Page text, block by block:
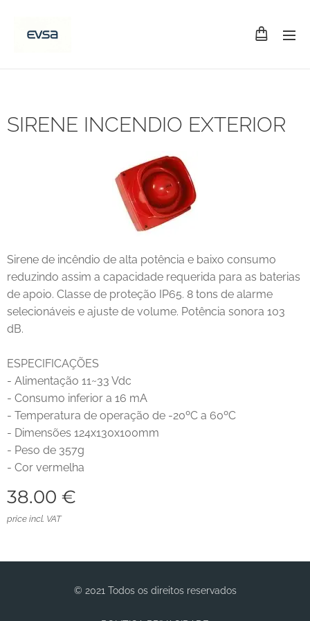
SIRENE INCENDIO EXTERIOR
Sirene de incêndio de alta potência e baixo consumo
reduzindo assim a capacidade requerida para as baterias
de apoio. Classe de proteção IP65. 8 tons de alarme
selecionáveis e ajuste de volume. Potência sonora 103
dB.
ESPECIFICAÇÕES
- Alimentação 11~33 Vdc
- Consumo inferior a 16 mA
- Temperatura de operação de -20ºC a 60ºC
- Dimensões 124x130x100mm
- Peso de 357g
- Cor vermelha
38.00 €
price incl. VAT
© 2021 Todos os direitos reservados